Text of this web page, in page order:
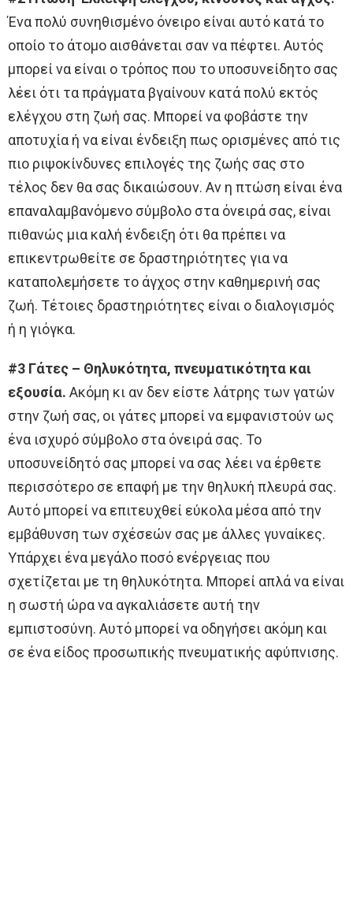
Ένα πολύ συνηθισμένο όνειρο είναι αυτό κατά το
οποίο το άτομο αισθάνεται σαν να πέφτει. Αυτός
μπορεί να είναι ο τρόπος που το υποσυνείδητο σας
λέει ότι τα πράγματα βγαίνουν κατά πολύ εκτός
ελέγχου στη ζωή σας. Μπορεί να φοβάστε την
αποτυχία ή να είναι ένδειξη πως ορισμένες από τις
πιο ριψοκίνδυνες επιλογές της ζωής σας στο
τέλος δεν θα σας δικαιώσουν. Αν η πτώση είναι ένα
επαναλαμβανόμενο σύμβολο στα όνειρά σας, είναι
πιθανώς μια καλή ένδειξη ότι θα πρέπει να
επικεντρωθείτε σε δραστηριότητες για να
καταπολεμήσετε το άγχος στην καθημερινή σας
ζωή. Τέτοιες δραστηριότητες είναι ο διαλογισμός
ή η γιόγκα.
#3 Γάτες – Θηλυκότητα, πνευματικότητα και
εξουσία. Ακόμη κι αν δεν είστε λάτρης των γατών
στην ζωή σας, οι γάτες μπορεί να εμφανιστούν ως
ένα ισχυρό σύμβολο στα όνειρά σας. Το
υποσυνείδητό σας μπορεί να σας λέει να έρθετε
περισσότερο σε επαφή με την θηλυκή πλευρά σας.
Αυτό μπορεί να επιτευχθεί εύκολα μέσα από την
εμβάθυνση των σχέσεών σας με άλλες γυναίκες.
Υπάρχει ένα μεγάλο ποσό ενέργειας που
σχετίζεται με τη θηλυκότητα. Μπορεί απλά να είναι
η σωστή ώρα να αγκαλιάσετε αυτή την
εμπιστοσύνη. Αυτό μπορεί να οδηγήσει ακόμη και
σε ένα είδος προσωπικής πνευματικής αφύπνισης.